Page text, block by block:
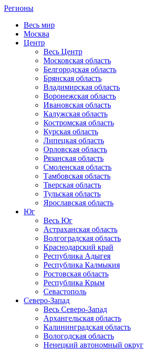
Регионы
Весь мир
Москва
Центр
Весь Центр
Московская область
Белгородская область
Брянская область
Владимирская область
Воронежская область
Ивановская область
Калужская область
Костромская область
Курская область
Липецкая область
Орловская область
Рязанская область
Смоленская область
Тамбовская область
Тверская область
Тульская область
Ярославская область
Юг
Весь Юг
Астраханская область
Волгоградская область
Краснодарский край
Республика Адыгея
Республика Калмыкия
Ростовская область
Республика Крым
Севастополь
Северо-Запад
Весь Северо-Запад
Архангельская область
Калининградская область
Вологодская область
Ненецкий автономный округ